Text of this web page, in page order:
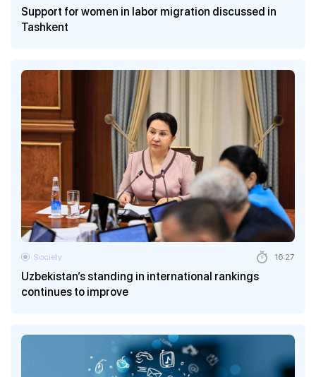
Support for women in labor migration discussed in
Tashkent
Uzbekistan’s standing in international rankings
continues to improve
Society 16:27